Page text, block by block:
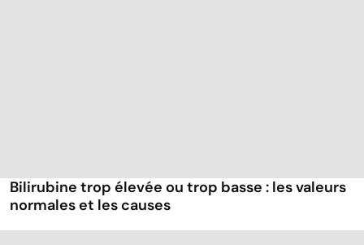
Bilirubine trop élevée ou trop basse : les valeurs
normales et les causes